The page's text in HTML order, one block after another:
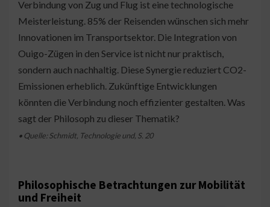
Verbindung von Zug und Flug ist eine technologische
Meisterleistung. 85% der Reisenden wünschen sich mehr
Innovationen im Transportsektor. Die Integration von
Ouigo-Zügen in den Service ist nicht nur praktisch,
sondern auch nachhaltig. Diese Synergie reduziert CO2-
Emissionen erheblich. Zukünftige Entwicklungen
könnten die Verbindung noch effizienter gestalten. Was
sagt der Philosoph zu dieser Thematik?
• Quelle: Schmidt, Technologie und, S. 20
Philosophische Betrachtungen zur Mobilität
und Freiheit